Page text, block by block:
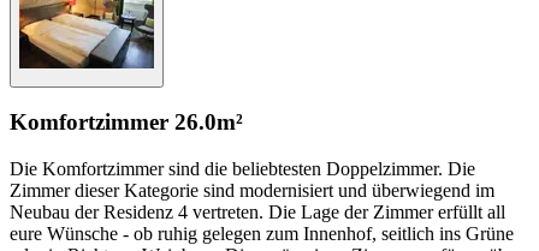
Komfortzimmer 26.0m²
Die Komfortzimmer sind die beliebtesten Doppelzimmer. Die
Zimmer dieser Kategorie sind modernisiert und überwiegend im
Neubau der Residenz 4 vertreten. Die Lage der Zimmer erfüllt all
eure Wünsche - ob ruhig gelegen zum Innenhof, seitlich ins Grüne